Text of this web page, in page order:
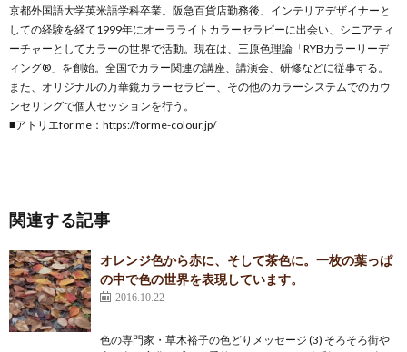
京都外国語大学英米語学科卒業。阪急百貨店勤務後、インテリアデザイナーと
しての経験を経て1999年にオーラライトカラーセラピーに出会い、シニアティ
ーチャーとしてカラーの世界で活動。現在は、三原色理論「RYBカラーリーデ
ィング®」を創始。全国でカラー関連の講座、講演会、研修などに従事する。
また、オリジナルの万華鏡カラーセラピー、その他のカラーシステムでのカウ
ンセリングで個人セッションを行う。
■アトリエfor me： https://forme-colour.jp/
関連する記事
オレンジ色から赤に、そして茶色に。一枚の葉っぱ
の中で色の世界を表現しています。
2016.10.22
色の専門家・草木裕子の色どりメッセージ (3) そろそろ街や